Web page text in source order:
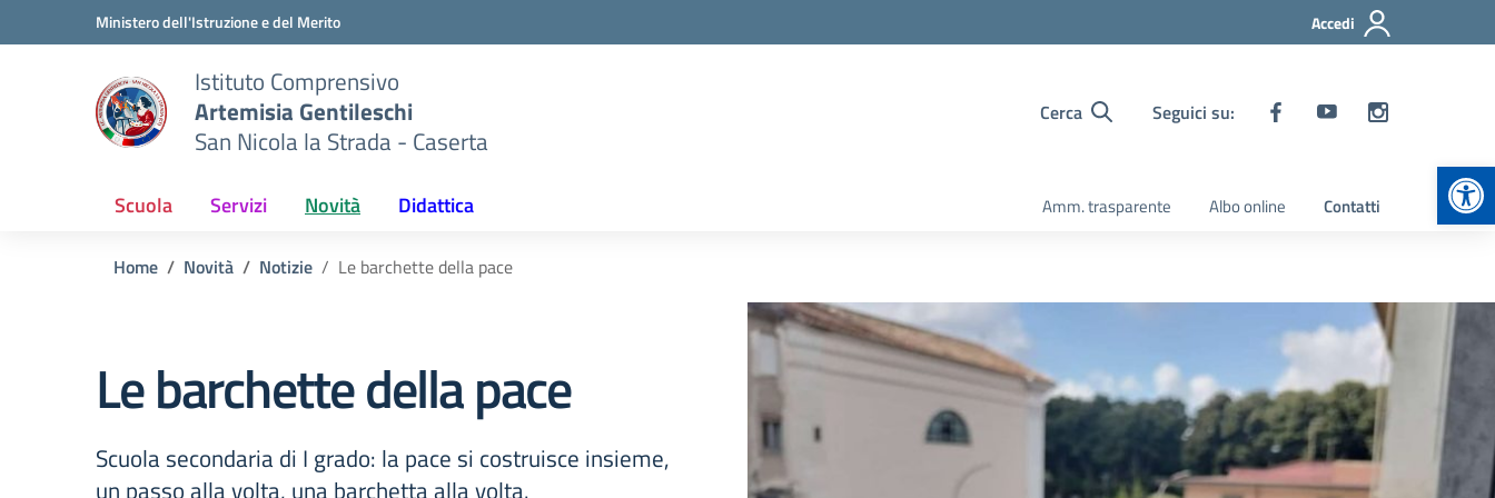
Vai ai contenuti
Vai al menu di navigazioneMinistero dell'Istruzione e del Merito Accedi
Istituto Comprensivo
Artemisia Gentileschi
San Nicola la Strada - Caserta
Cerca Seguici su:
Scuola Servizi Novità Didattica Amm. trasparente Albo online Contatti
Home Novità Notizie Le barchette della pace
Le barchette della pace
Scuola secondaria di I grado: la pace si costruisce insieme,
un passo alla volta, una barchetta alla volta.